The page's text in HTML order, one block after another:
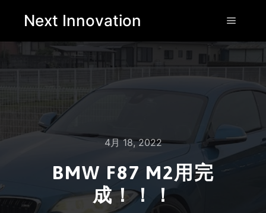
Next Innovation
4月 18, 2022
BMW F87 M2用完
成！！！